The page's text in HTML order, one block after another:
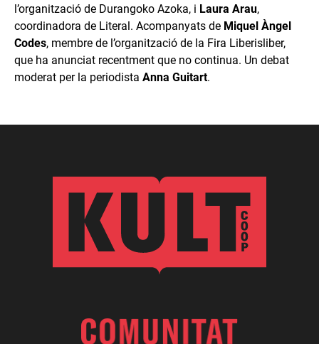
l’organització de Durangoko Azoka, i Laura Arau,
coordinadora de Literal. Acompanyats de Miquel Àngel
Codes, membre de l’organització de la Fira Liberisliber,
que ha anunciat recentment que no continua. Un debat
moderat per la periodista Anna Guitart.